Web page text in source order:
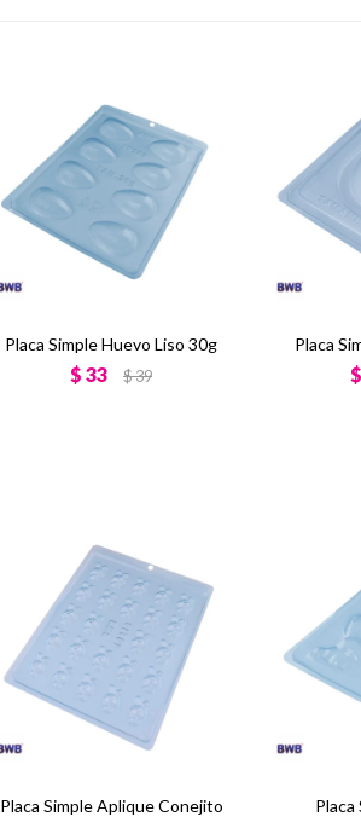
Placa Simple Huevo Liso 30g
$ 33 $39
Placa
$
Placa Simple Aplique Conejito Placa